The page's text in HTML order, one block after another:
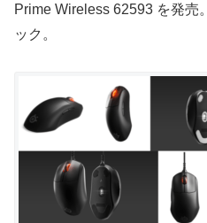
Prime Wireless 62593 を発売
ック。